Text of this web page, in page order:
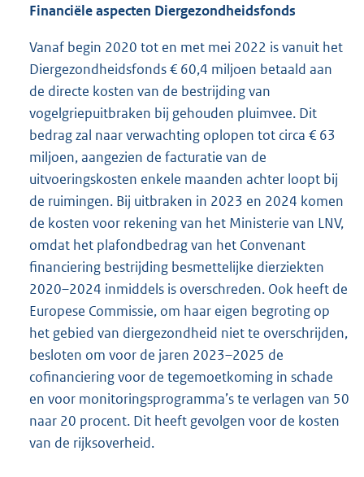
Financiële aspecten Diergezondheidsfonds
Vanaf begin 2020 tot en met mei 2022 is vanuit het
Diergezondheidsfonds € 60,4 miljoen betaald aan
de directe kosten van de bestrijding van
vogelgriepuitbraken bij gehouden pluimvee. Dit
bedrag zal naar verwachting oplopen tot circa € 63
miljoen, aangezien de facturatie van de
uitvoeringskosten enkele maanden achter loopt bij
de ruimingen. Bij uitbraken in 2023 en 2024 komen
de kosten voor rekening van het Ministerie van LNV,
omdat het plafondbedrag van het Convenant
financiering bestrijding besmettelijke dierziekten
2020–2024 inmiddels is overschreden. Ook heeft de
Europese Commissie, om haar eigen begroting op
het gebied van diergezondheid niet te overschrijden,
besloten om voor de jaren 2023–2025 de
cofinanciering voor de tegemoetkoming in schade
en voor monitoringsprogramma’s te verlagen van 50
naar 20 procent. Dit heeft gevolgen voor de kosten
van de rijksoverheid.